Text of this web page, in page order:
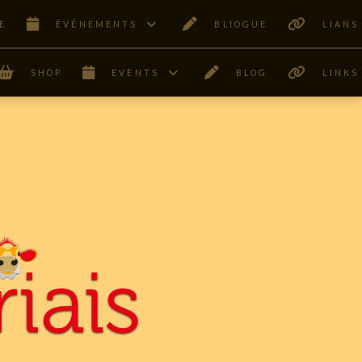
ÊVÉNEMENTS BLIOGUE LIANS
SHOP EVENTS BLOG LINKS